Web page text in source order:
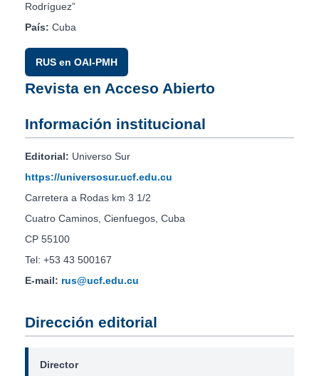
Rodríguez”
País: Cuba
RUS en OAI-PMH
Revista en Acceso Abierto
Información institucional
Editorial: Universo Sur
https://universosur.ucf.edu.cu
Carretera a Rodas km 3 1/2
Cuatro Caminos, Cienfuegos, Cuba
CP 55100
Tel: +53 43 500167
E-mail: rus@ucf.edu.cu
Dirección editorial
Director